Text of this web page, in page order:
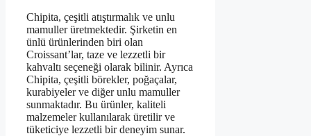
Chipita, çeşitli atıştırmalık ve unlu
mamuller üretmektedir. Şirketin en
ünlü ürünlerinden biri olan
Croissant’lar, taze ve lezzetli bir
kahvaltı seçeneği olarak bilinir. Ayrıca
Chipita, çeşitli börekler, poğaçalar,
kurabiyeler ve diğer unlu mamuller
sunmaktadır. Bu ürünler, kaliteli
malzemeler kullanılarak üretilir ve
tüketiciye lezzetli bir deneyim sunar.